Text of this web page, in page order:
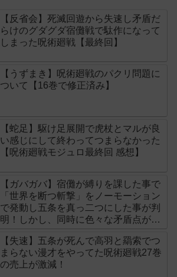
【反省会】死滅回遊から失速し矛盾だ
らけのグダグダ宿儺戦で駄作になって
しまった呪術廻戦【最終回】
【うずまき】呪術廻戦のパクリ問題に
ついて【16巻で修正済み】
【蛇足】駆け足展開で虎杖とマルが良
い感じにして終わってつまらなかった
【呪術廻戦モジュロ最終回 感想】
【ガバガバ】宿儺が縛りを課した事で
「世界を断つ斬撃」をノーモーション
で発動し五条を真っ二つにした事が判
明！しかし、同時に色々な矛盾点が生
【失速】五条が死んで高羽と羂索でつ
まらない漫才をやってた呪術廻戦27巻
の売上が激減！